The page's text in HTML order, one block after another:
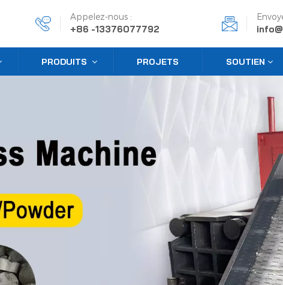
Appelez-nous :
+86 -13376077792
PRODUITS PROJETS SOUTIEN